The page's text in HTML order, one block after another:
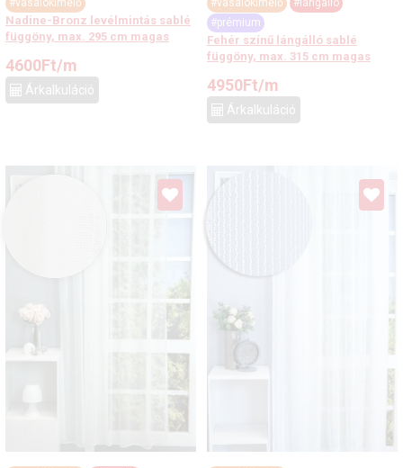
#vasalókímélő
Nadine-Bronz levélmintás sablé
függöny, max. 295 cm magas
4600Ft/m
Árkalkuláció
#vasalókímélő
#lángálló
#prémium
Fehér színű lángálló sablé
függöny, max. 315 cm magas
4950Ft/m
Árkalkuláció